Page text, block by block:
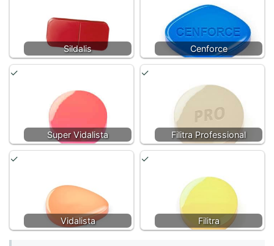
Sildalis Cenforce
Super Vidalista Filitra Professional
Vidalista Filitra